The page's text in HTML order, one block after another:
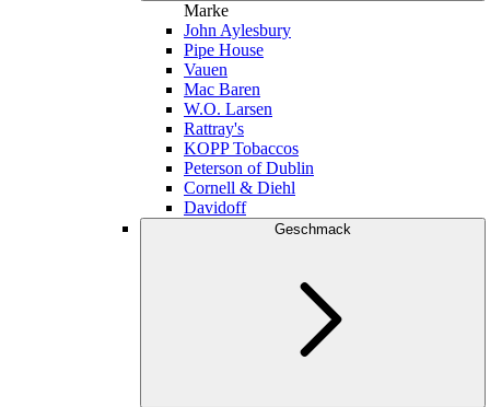
Marke
John Aylesbury
Pipe House
Vauen
Mac Baren
W.O. Larsen
Rattray's
KOPP Tobaccos
Peterson of Dublin
Cornell & Diehl
Davidoff
Geschmack